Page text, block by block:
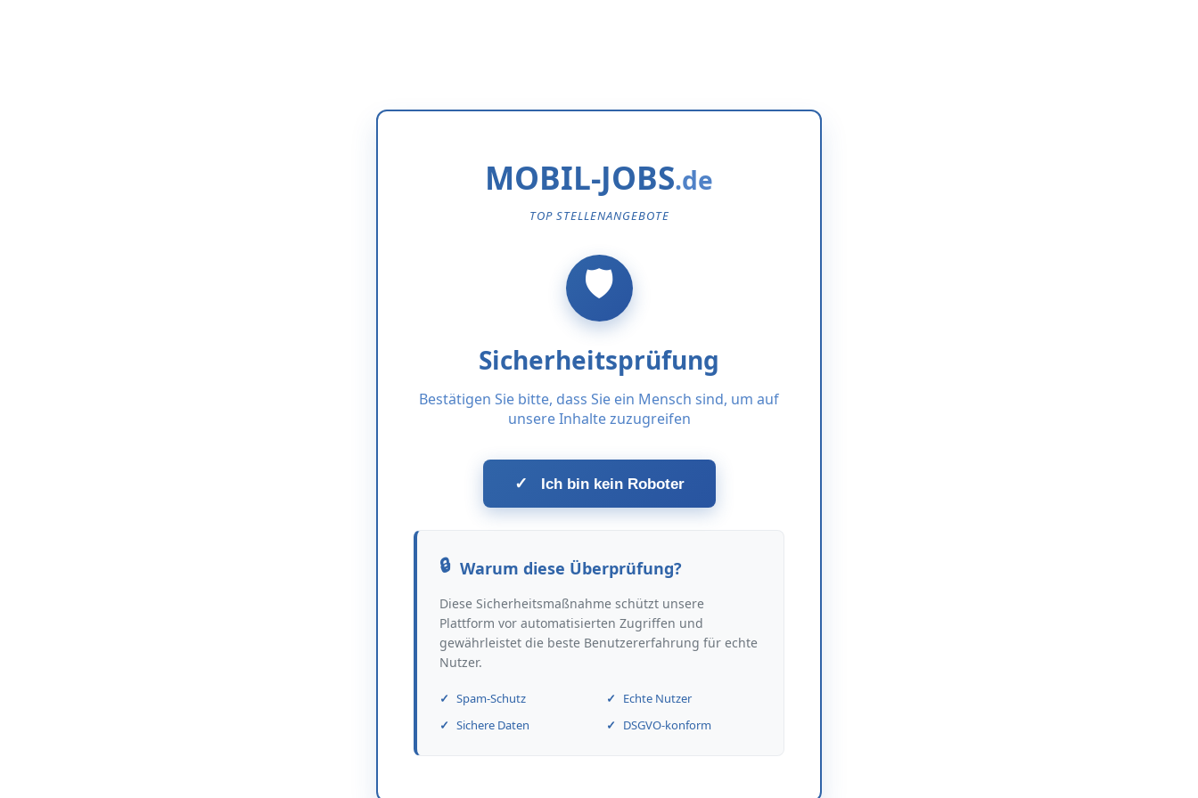
MOBIL-JOBS
TOP STELLENANGEBOTE
Sicherheitsprüfung
Bestätigen Sie bitte, dass Sie ein Mensch sind, um auf
unsere Inhalte zuzugreifen
✓ Ich bin kein Roboter
Warum diese Überprüfung?
Diese Sicherheitsmaßnahme schützt unsere
Plattform vor automatisierten Zugriffen und
gewährleistet die beste Benutzererfahrung für echte
Nutzer.
Spam-Schutz
Echte Nutzer
Sichere Daten
DSGVO-konform